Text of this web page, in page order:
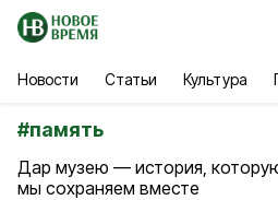
Новости Статьи Культура
#память
Дар музею — история,
мы сохраняем вместе